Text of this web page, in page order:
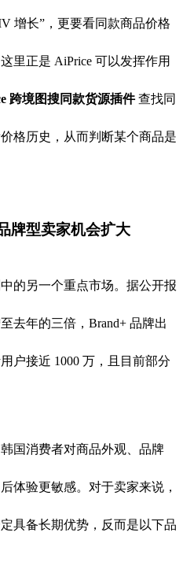
增长”，更要看同款商品价格
里正是 AiPrice 可以发挥作用
跨境图搜同款货源插件查找同
格历史，从而判断某个商品是
牌型卖家机会扩大
的另一个重点市场。据公开报
去年的三倍，Brand+ 品牌出
户接近 1000 万，且目前部分
国消费者对商品外观、品牌
体验更敏感。对于卖家来说，
具备长期优势，反而是以下品